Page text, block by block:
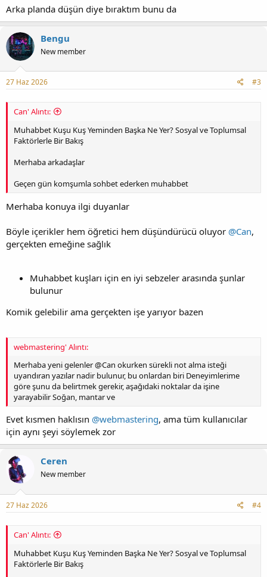
Arka planda düşün diye bıraktım bunu da
Bengu
New member
27 Haz 2026 #3
Can' Alıntı:
Muhabbet Kuşu Kuş Yeminden Başka Ne Yer? Sosyal ve Toplumsal
Faktörlerle Bir Bakış
Merhaba arkadaşlar
Geçen gün komşumla sohbet ederken muhabbet
Merhaba konuya ilgi duyanlar
Böyle içerikler hem öğretici hem düşündürücü oluyor @Can,
gerçekten emeğine sağlık
Muhabbet kuşları için en iyi sebzeler arasında şunlar
bulunur
Komik gelebilir ama gerçekten işe yarıyor bazen
webmastering' Alıntı:
Merhaba yeni gelenler @Can okurken sürekli not alma isteği
uyandıran yazılar nadir bulunur, bu onlardan biri Deneyimlerime
göre şunu da belirtmek gerekir, aşağıdaki noktalar da işine
yarayabilir Soğan, mantar ve
Evet kısmen haklısın @webmastering, ama tüm kullanıcılar
için aynı şeyi söylemek zor
Ceren
New member
27 Haz 2026 #4
Can' Alıntı:
Muhabbet Kuşu Kuş Yeminden Başka Ne Yer? Sosyal ve Toplumsal
Faktörlerle Bir Bakış